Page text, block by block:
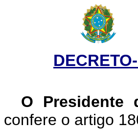
O Presidente
confere o artigo